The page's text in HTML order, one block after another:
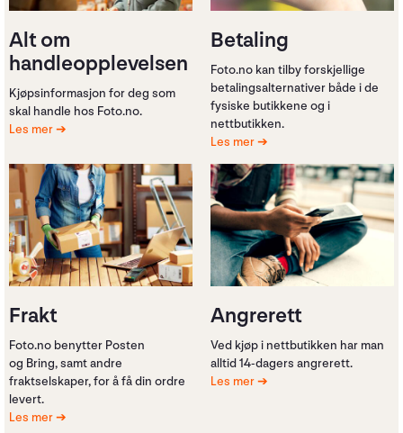
Alt om
handleopplevelsen
Kjøpsinformasjon for deg som
skal handle hos Foto.no.
Les mer
Betaling
Foto.no kan tilby forskjellige
betalingsalternativer både i de
fysiske butikkene og i
nettbutikken.
Les mer
Frakt
Foto.no benytter Posten
og Bring, samt andre
fraktselskaper, for å få din ordre
levert.
Les mer
Angrerett
Ved kjøp i nettbutikken har man
alltid 14-dagers angrerett.
Les mer